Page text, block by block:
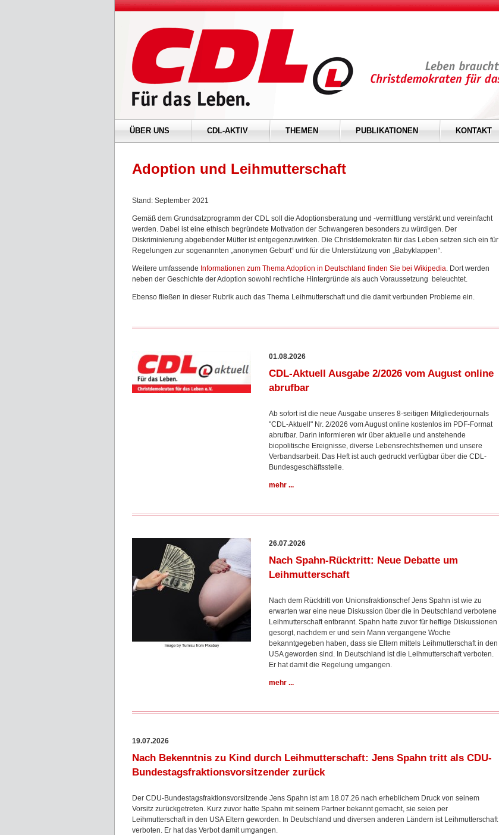
ÜBER UNS CDL-AKTIV THEMEN PUBLIKATIONEN KONTAKT
Adoption und Leihmutterschaft
Stand: September 2021
Gemäß dem Grundsatzprogramm der CDL soll die Adoptionsberatung und -vermittlung verstärkt und vereinfacht
werden. Dabei ist eine ethisch begründete Motivation der Schwangeren besonders zu würdigen. Der
Diskriminierung abgebender Mütter ist entgegenzuwirken. Die Christdemokraten für das Leben setzen sich ein für
Regelungen zur sogenannten „anonymen Geburt“ und für die Unterstützung von „Babyklappen“.
Weitere umfassende Informationen zum Thema Adoption in Deutschland finden Sie bei Wikipedia. Dort werden
neben der Geschichte der Adoption sowohl rechtliche Hintergründe als auch Voraussetzung beleuchtet.
Ebenso fließen in dieser Rubrik auch das Thema Leihmutterschaft und die damit verbunden Probleme ein.
01.08.2026
CDL-Aktuell Ausgabe 2/2026 vom August online
abrufbar
Ab sofort ist die neue Ausgabe unseres 8-seitigen Mitgliederjournals
"CDL-Aktuell" Nr. 2/2026 vom August online kostenlos im PDF-Format
abrufbar. Darin informieren wir über aktuelle und anstehende
biopolitische Ereignisse, diverse Lebensrechtsthemen und unsere
Verbandsarbeit. Das Heft ist auch gedruckt verfügbar über die CDL-
Bundesgeschäftsstelle.
mehr ...
26.07.2026
Nach Spahn-Rücktritt: Neue Debatte um
Leihmutterschaft
Nach dem Rücktritt von Unionsfraktionschef Jens Spahn ist wie zu
erwarten war eine neue Diskussion über die in Deutschland verbotene
Leihmutterschaft entbrannt. Spahn hatte zuvor für heftige Diskussionen
gesorgt, nachdem er und sein Mann vergangene Woche
bekanntgegeben haben, dass sie Eltern mittels Leihmutterschaft in den
USA geworden sind. In Deutschland ist die Leihmutterschaft verboten.
Er hat damit die Regelung umgangen.
mehr ...
19.07.2026
Nach Bekenntnis zu Kind durch Leihmutterschaft: Jens Spahn tritt als CDU-
Bundestagsfraktionsvorsitzender zurück
Der CDU-Bundestagsfraktionsvorsitzende Jens Spahn ist am 18.07.26 nach erheblichem Druck von seinem
Vorsitz zurückgetreten. Kurz zuvor hatte Spahn mit seinem Partner bekannt gemacht, sie seien per
Leihmutterschaft in den USA Eltern geworden. In Deutschland und diversen anderen Ländern ist Leihmutterschaft
verboten. Er hat das Verbot damit umgangen.